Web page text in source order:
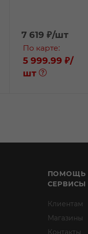
7 619 ₽/шт
По карте:
5 999.99 ₽/
шт
ПОМОЩЬ
СЕРВИСЫ
Клиентам
Магазины
Контакты